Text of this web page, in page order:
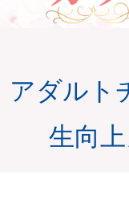
アダルト
生向